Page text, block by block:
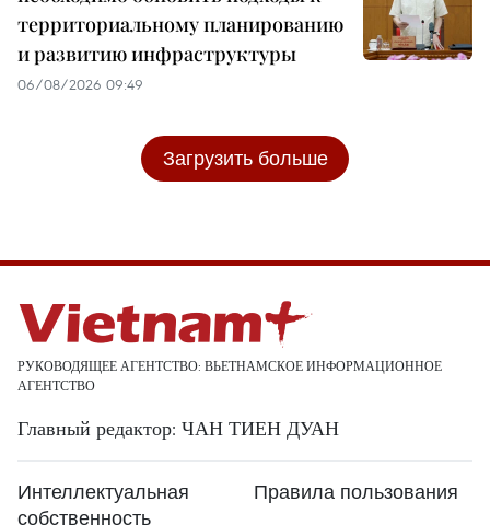
территориальному планированию
и развитию инфраструктуры
06/08/2026 09:49
Загрузить больше
РУКОВОДЯЩЕЕ АГЕНТСТВО: ВЬЕТНАМСКОЕ ИНФОРМАЦИОННОЕ
АГЕНТСТВО
Главный редактор: ЧАН ТИЕН ДУАН
Интеллектуальная
собственность
Правила пользования